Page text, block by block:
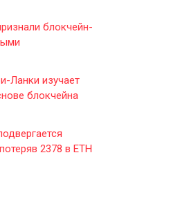
блокчейн-
Ланки изучает
блокчейна
2378 в ETH